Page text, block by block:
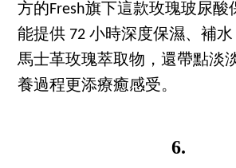
方的Fresh旗下這款玫瑰玻尿酸
能提供 72 小時深度保濕、補
馬士革玫瑰萃取物，還帶點淡
養過程更添療癒感受。
6.